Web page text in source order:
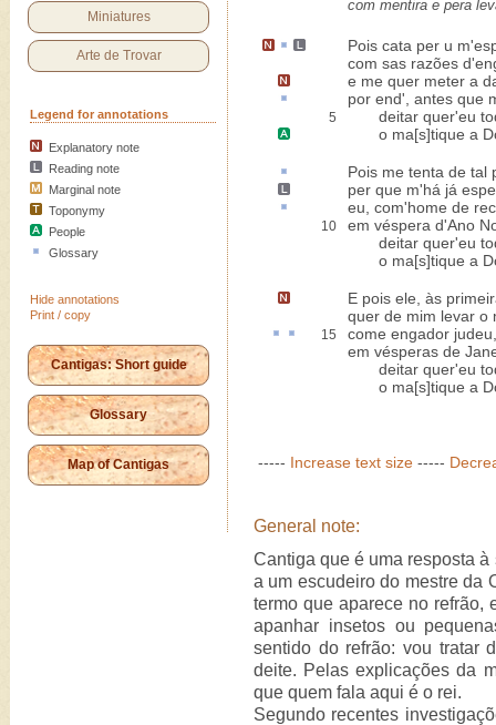
Miniatures
Arte de Trovar
Legend for annotations
Explanatory note
Reading note
Marginal note
Toponymy
People
Glossary
Hide annotations
Print / copy
Cantigas: Short guide
Glossary
Map of Cantigas
com mentira e pera
Pois cata per u m'
com sas razões
e me quer meter a
por end', antes que
5
deitar quer'eu
o ma[s]tique a
Pois me tenta de tal
per que m'há já
eu, com'home de
10
em véspera d'Ano
deitar quer'eu
o ma[s]tique a
E pois ele, às
quer de mim levar o
15 come engador judeu,
em vésperas de
deitar quer'eu
o ma[s]tique a
----- Increase text size -----
General note:
Cantiga que é uma resposta
a um escudeiro do mestre da
termo que aparece no refrão,
apanhar insetos ou
sentido do refrão: vou tratar
deite. Pelas explicações da
que quem fala aqui é o rei.
Segundo recentes